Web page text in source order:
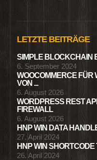
LETZTE BEITRÄGE
SIMPLE BLOCKCHAIN
6. September 2024
WOOCOMMERCE FÜR
VON ...
6. August 2026
WORDPRESS REST
FIREWALL
6. August 2026
HNP WIN DATA
27. April 2024
HNP WIN
26. April 2024